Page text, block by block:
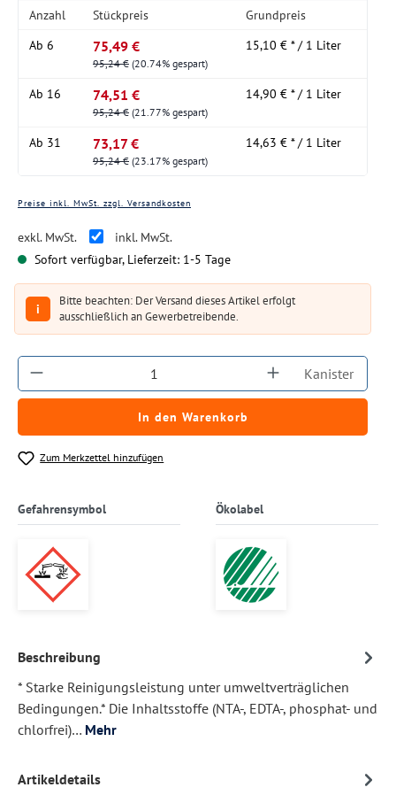
Anzahl
Stückpreis
Grundpreis
Ab 6 75,49 €
95,24 € (20.74% gespart)
15,10 € * / 1 Liter
Ab 16 74,51 €
95,24 € (21.77% gespart)
14,90 € * / 1 Liter
Ab 31 73,17 €
95,24 € (23.17% gespart)
14,63 € * / 1 Liter
Preise inkl. MwSt. zzgl. Versandkosten
exkl. MwSt.
inkl. MwSt.
Sofort verfügbar, Lieferzeit: 1-5 Tage
i
Bitte beachten: Der Versand dieses Artikel erfolgt
ausschließlich an Gewerbetreibende.
Produkt Anzahl: Gib den gewünschten
Kanister
In den Warenkorb
Zum Merkzettel hinzufügen
Gefahrensymbol Ökolabel
Beschreibung
* Starke Reinigungsleistung unter umweltverträglichen
Bedingungen.* Die Inhaltsstoffe (NTA-, EDTA-, phosphat- und
chlorfrei)… Mehr
Artikeldetails